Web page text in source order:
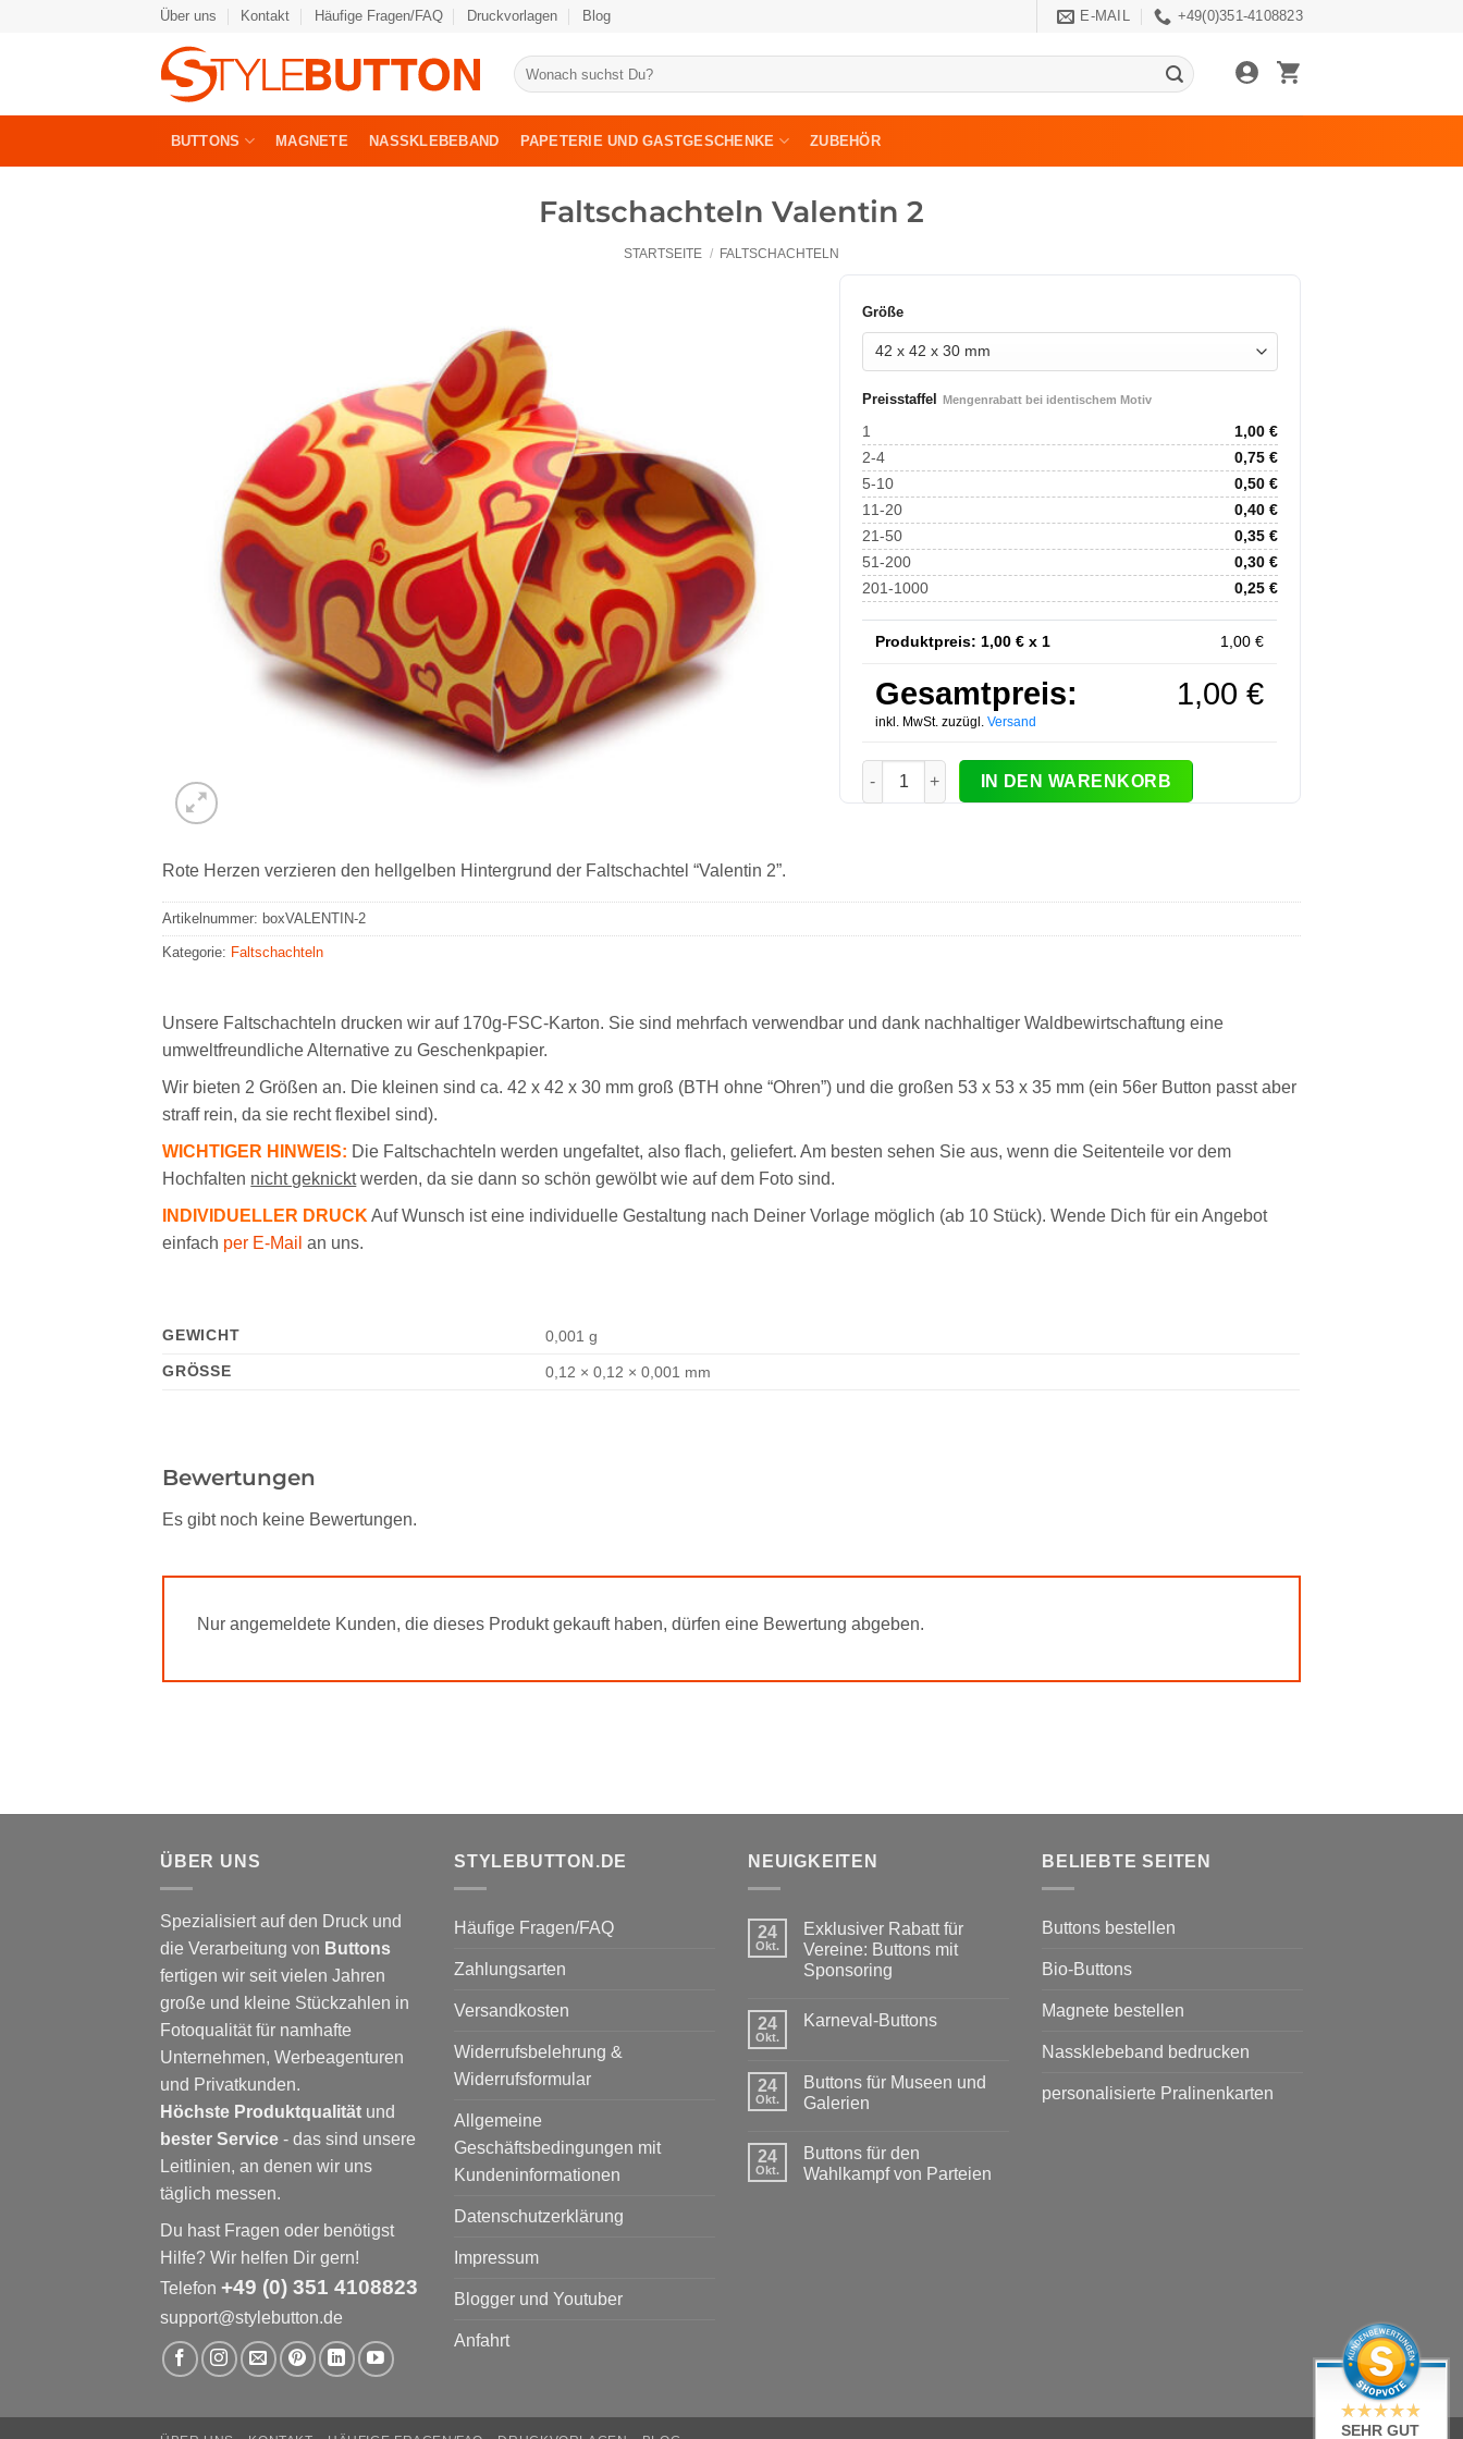
Über uns Kontakt Häufige Fragen/FAQ Druckvorlagen Blog E-MAIL +49(0)351-4108823
Suche
nach:
BUTTONS MAGNETE NASSKLEBEBAND PAPETERIE UND GASTGESCHENKE ZUBEHÖR
Faltschachteln Valentin 2
STARTSEITE / FALTSCHACHTELN
Größe
Preisstaffel Mengenrabatt bei identischem Motiv
1 1,00 €
2-4
0,75 €
5-10
0,50 €
11-20
0,40 €
21-50
0,35 €
51-200
0,30 €
201-1000
0,25 €
Produktpreis: 1,00€ x 1 1,00€
Gesamtpreis:
inkl. MwSt. zuzügl. Versand
1,00 €
Faltschachteln Valentin 2 Menge
IN DEN WARENKORB
Rote Herzen verzieren den hellgelben Hintergrund der Faltschachtel “Valentin 2”.
Artikelnummer: boxVALENTIN-2
Kategorie: Faltschachteln
Unsere Faltschachteln drucken wir auf 170g-FSC-Karton. Sie sind mehrfach verwendbar und dank nachhaltiger Waldbewirtschaftung eine
umweltfreundliche Alternative zu Geschenkpapier.
Wir bieten 2 Größen an. Die kleinen sind ca. 42 x 42 x 30 mm groß (BTH ohne “Ohren”) und die großen 53 x 53 x 35 mm (ein 56er Button passt aber
straff rein, da sie recht flexibel sind).
WICHTIGER HINWEIS: Die Faltschachteln werden ungefaltet, also flach, geliefert. Am besten sehen Sie aus, wenn die Seitenteile vor dem
Hochfalten nicht geknicktwerden, da sie dann so schön gewölbt wie auf dem Foto sind.
INDIVIDUELLER DRUCK Auf Wunsch ist eine individuelle Gestaltung nach Deiner Vorlage möglich (ab 10 Stück). Wende Dich für ein Angebot
einfach per E-Mail an uns.
GEWICHT
0,001 g
GRÖSSE
0,12 × 0,12 × 0,001 mm
Bewertungen
Es gibt noch keine Bewertungen.
Nur angemeldete Kunden, die dieses Produkt gekauft haben, dürfen eine Bewertung abgeben.
ÜBER UNS
Spezialisiert auf den Druck und
die Verarbeitung von Buttons
fertigen wir seit vielen Jahren
große und kleine Stückzahlen in
Fotoqualität für namhafte
Unternehmen, Werbeagenturen
und Privatkunden.
Höchste Produktqualität und
bester Service - das sind unsere
Leitlinien, an denen wir uns
täglich messen.
Du hast Fragen oder benötigst
Hilfe? Wir helfen Dir gern!
Telefon +49 (0) 351 4108823
support@stylebutton.de
STYLEBUTTON.DE
Häufige Fragen/FAQ
Zahlungsarten
Versandkosten
Widerrufsbelehrung &
Widerrufsformular
Allgemeine
Geschäftsbedingungen mit
Kundeninformationen
Datenschutzerklärung
Impressum
Blogger und Youtuber
Anfahrt
NEUIGKEITEN
24
Okt.
Exklusiver Rabatt für
Vereine: Buttons mit
Sponsoring
zu
Vereine:
Buttons
mit
24
Okt.
Karneval-Buttons
Karneval-
Buttons
24
Okt.
Buttons für Museen und
Galerien
zu
Buttons
für
24
Okt.
Buttons für den
Wahlkampf von Parteien
BELIEBTE SEITEN
Buttons bestellen
Bio-Buttons
Magnete bestellen
Nassklebeband bedrucken
personalisierte Pralinenkarten
SEHR GUT